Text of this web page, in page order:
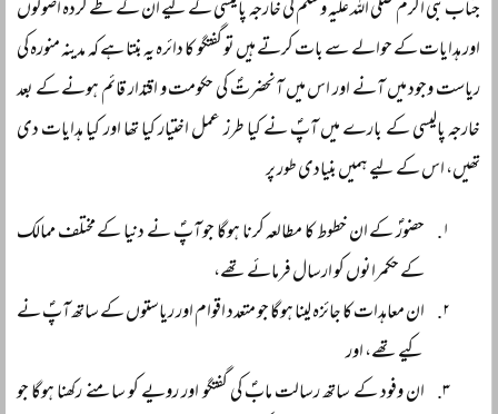
جناب نبی اکرم صلی اللہ علیہ وسلم کی خارجہ پالیسی کے لیے ان کے طے کردہ اصولوں
اور ہدایات کے حوالے سے بات کرتے ہیں تو گفتگو کا دائرہ یہ بنتا ہے کہ مدینہ منورہ کی
ریاست وجود میں آنے اور اس میں آنحضرتؐ کی حکومت و اقتدار قائم ہونے کے بعد
خارجہ پالیسی کے بارے میں آپؐ نے کیا طرز عمل اختیار کیا تھا اور کیا ہدایات دی
تھیں، اس کے لیے ہمیں بنیادی طور پر
حضورؐ کے ان خطوط کا مطالعہ کرنا ہوگا جو آپؐ نے دنیا کے مختلف ممالک
کے حکمرانوں کو ارسال فرمائے تھے،
ان معاہدات کا جائزہ لینا ہوگا جو متعدد اقوام اور ریاستوں کے ساتھ آپؐ نے
کیے تھے، اور
ان وفود کے ساتھ رسالت مابؐ کی گفتگو اور رویے کو سامنے رکھنا ہوگا جو